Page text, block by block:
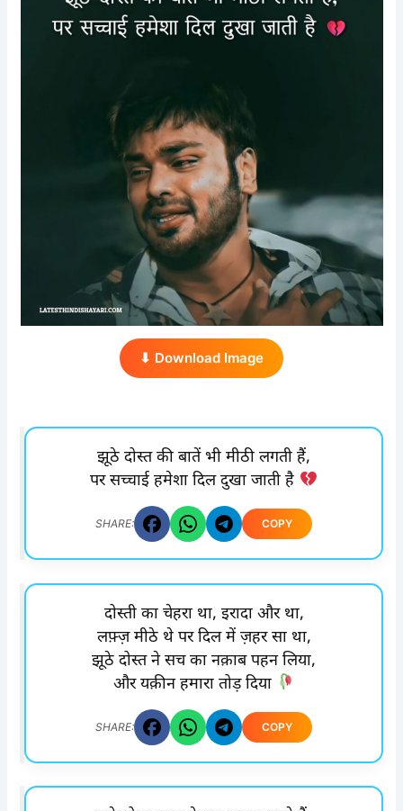
⬇ Download Image
झूठे दोस्त की बातें भी मीठी लगती हैं,
पर सच्चाई हमेशा दिल दुखा जाती है
SHARE: COPY
दोस्ती का चेहरा था, इरादा और था,
लफ़्ज़ मीठे थे पर दिल में ज़हर सा था,
झूठे दोस्त ने सच का नक़ाब पहन लिया,
और यक़ीन हमारा तोड़ दिया
SHARE: COPY